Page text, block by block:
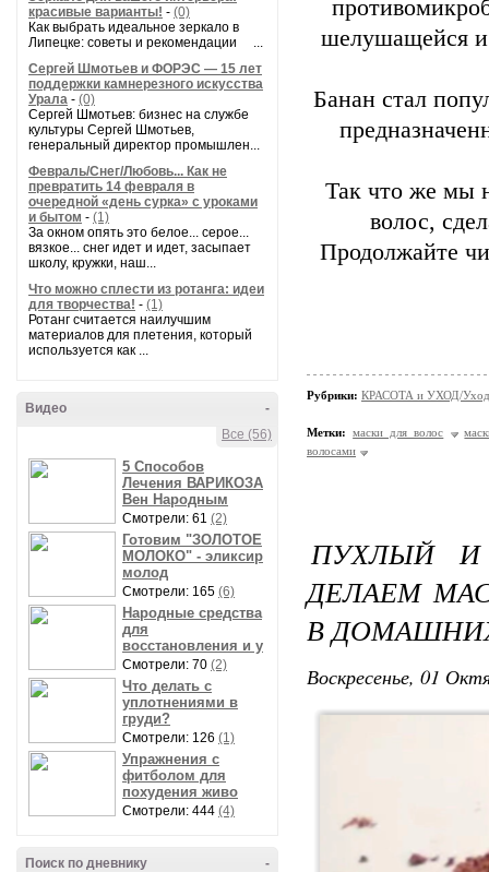
красивые варианты! - (0)
Как выбрать идеальное зеркало в
Липецке: советы и рекомендации ...
Сергей Шмотьев и ФОРЭС — 15 лет
поддержки камнерезного искусства
Урала - (0)
Сергей Шмотьев: бизнес на службе
культуры Сергей Шмотьев,
генеральный директор промышлен...
Февраль/Снег/Любовь... Как не
превратить 14 февраля в
очередной «день сурка» с уроками
и бытом - (1)
За окном опять это белое... серое...
вязкое... снег идет и идет, засыпает
школу, кружки, наш...
Что можно сплести из ротанга: идеи
для творчества! - (1)
Ротанг считается наилучшим
материалов для плетения, который
используется как ...
-
Видео
Все (56)
5 Способов
Лечения ВАРИКОЗА
Вен Народным
Смотрели: 61 (2)
Готовим "ЗОЛОТОЕ
МОЛОКО" - эликсир
молод
Смотрели: 165 (6)
Народные средства
для
восстановления и у
Смотрели: 70 (2)
Что делать с
уплотнениями в
груди?
Смотрели: 126 (1)
Упражнения с
фитболом для
похудения живо
Смотрели: 444 (4)
-
Поиск по дневнику
шелушащейся и
Банан стал
Так что же мы
волос,
Продолжайте
Рубрики: КРАСОТА и УХОД/Уход
Метки: маски для волос
волосами
ПУХЛЫЙ
ДЕЛАЕМ
В
Воскресенье, 01